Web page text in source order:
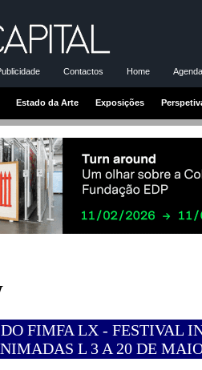
Contactos Home
Estado da Arte Exposições
DO FIMFA LX - FESTIVAL
L 3 A 20 DE